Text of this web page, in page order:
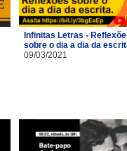
Infinitas Letras -
sobre o dia a dia da
09/03/2021